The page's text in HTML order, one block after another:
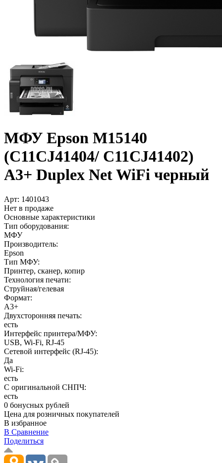
МФУ Epson M15140
(C11CJ41404/­ C11CJ41402)
A3+­ Duplex Net WiFi черный
Арт: 1401043
Нет в продаже
Основные характеристики
Тип оборудования:
МФУ
Производитель:
Epson
Тип МФУ:
Принтер, сканер, копир
Технология печати:
Струйная/гелевая
Формат:
A3+
Двухсторонняя печать:
есть
Интерфейс принтера/МФУ:
USB, Wi-Fi, RJ-45
Сетевой интерфейс (RJ-45):
Да
Wi-Fi:
есть
С оригинальной СНПЧ:
есть
0 бонусных рублей
Цена для розничных покупателей
В избранное
В Сравнение
Поделиться